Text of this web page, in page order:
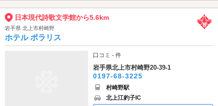
日本現代詩歌文学館から5.6km
岩手県 北上市村崎野
ホテル ポラリス
口コミ - 件
岩手県北上市村崎野20-39-1
0197-68-3225
村崎野駅
北上江釣子IC